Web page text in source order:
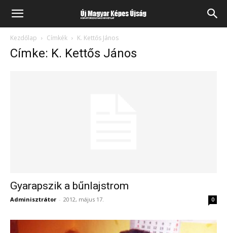
Kezdőlap Címkék K. Kettős János
Címke: K. Kettős János
Gyarapszik a bűnlajstrom
Adminisztrátor - 2012, május 17. 0